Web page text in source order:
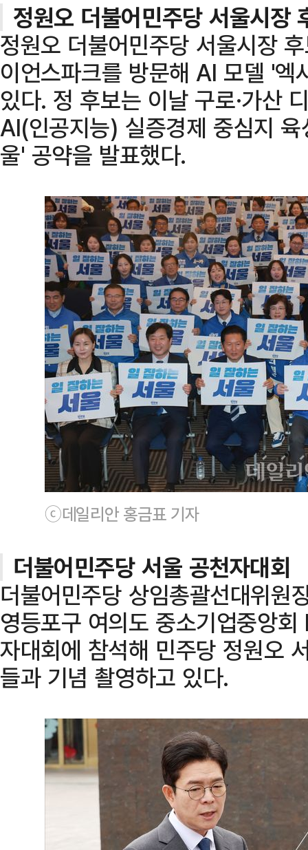
정원오 더불어민주당 서울시
정원오 더불어민주당 서울시장
이언스파크를 방문해 AI 모델 '
있다. 정 후보는 이날 구로·가산
AI(인공지능) 실증경제 중심지
울' 공약을 발표했다.
ⓒ데일리안 홍금표 기자
더불어민주당 서울 공천자대회
더불어민주당 상임총괄선대위원
영등포구 여의도 중소기업중앙
자대회에 참석해 민주당 정원오
들과 기념 촬영하고 있다.